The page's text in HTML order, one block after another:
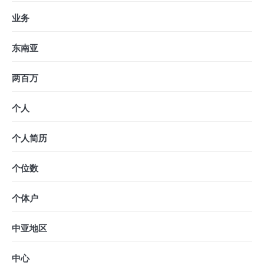
业务
东南亚
两百万
个人
个人简历
个位数
个体户
中亚地区
中心